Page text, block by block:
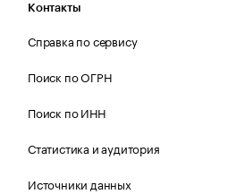
Контакты
Справка по сервису
Поиск по ОГРН
Поиск по ИНН
Статистика и аудитория
Источники данных